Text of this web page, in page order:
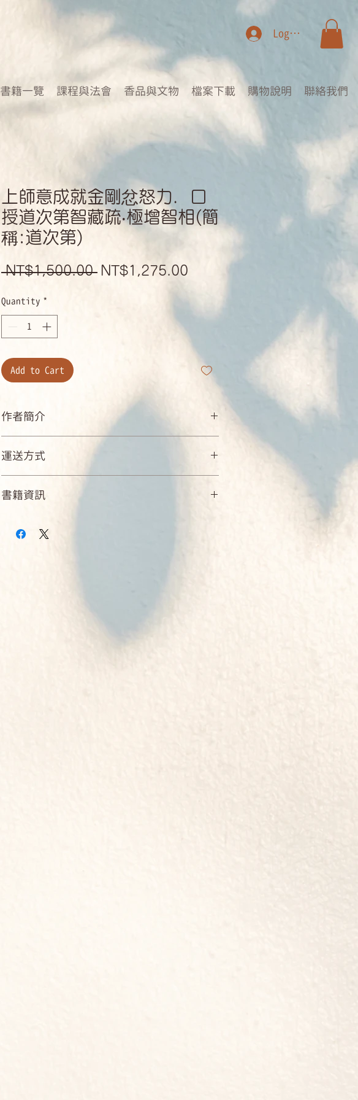
Log In
書籍一覽 課程與法會 香品與文物 檔案下載 購物說明 聯絡我們
上師意成就金剛忿怒力．口
授道次第智藏疏‧極增智相(簡
稱:道次第)
NT$1,500.00 Regular
NT$1,275.00
Quantity *
Add to Cart
作者簡介
作者：秋局德欽林巴 取藏, 工珠雲滇嘉措 疏解
譯者：法護
運送方式
國內店到店可取貨商店：7-11。 全家
書籍資訊
規格：精裝 / 736頁 / 27 x 20 x 3 cm / 普通級